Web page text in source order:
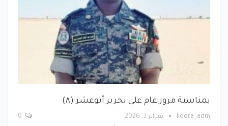
بمناسبة مرور عام على تحرير أبوعشر (٨)
koora_adm فبراير 3, 2026